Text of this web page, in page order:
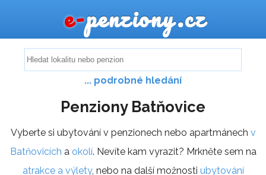
e-penziony.cz
... podrobné hledání
Penziony Batňovice
Vyberte si ubytování v penzionech nebo apartmánech v
Batňovicích a okolí. Nevíte kam vyrazit? Mrkněte sem na
atrakce a výlety, nebo na další možnosti ubytování